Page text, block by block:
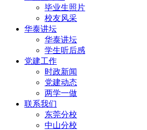
毕业生照片
校友风采
华泰讲坛
华泰讲坛
学生听后感
党建工作
时政新闻
党建动态
两学一做
联系我们
东莞分校
中山分校